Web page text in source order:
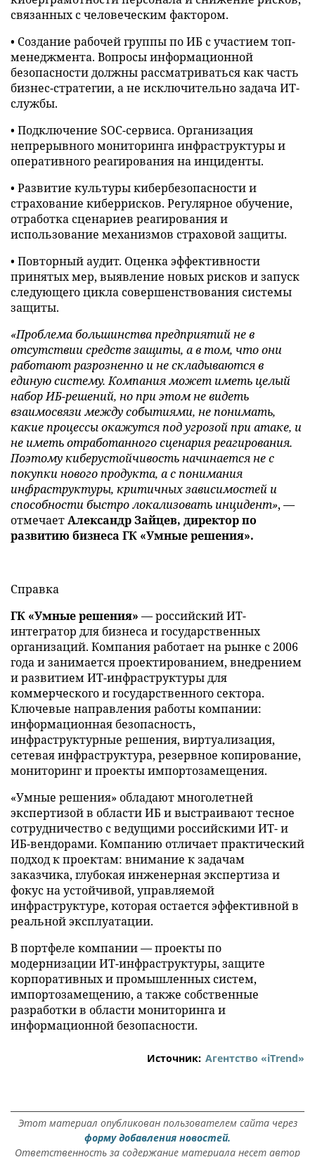
связанных с человеческим фактором.
• Создание рабочей группы по ИБ с участием топ-
менеджмента. Вопросы информационной
безопасности должны рассматриваться как часть
бизнес-стратегии, а не исключительно задача ИТ-
службы.
• Подключение SOC-сервиса. Организация
непрерывного мониторинга инфраструктуры и
оперативного реагирования на инциденты.
• Развитие культуры кибербезопасности и
страхование киберрисков. Регулярное обучение,
отработка сценариев реагирования и
использование механизмов страховой защиты.
• Повторный аудит. Оценка эффективности
принятых мер, выявление новых рисков и запуск
следующего цикла совершенствования системы
защиты.
«Проблема большинства предприятий не в
отсутствии средств защиты, а в том, что они
работают разрозненно и не складываются в
единую систему. Компания может иметь целый
набор ИБ-решений, но при этом не видеть
взаимосвязи между событиями, не понимать,
какие процессы окажутся под угрозой при атаке, и
не иметь отработанного сценария реагирования.
Поэтому киберустойчивость начинается не с
покупки нового продукта, а с понимания
инфраструктуры, критичных зависимостей и
способности быстро локализовать инцидент», —
отмечаетАлександр Зайцев, директор по
развитию бизнеса ГК «Умные решения».
Справка
ГК «Умные решения» — российский ИТ-
интегратор для бизнеса и государственных
организаций. Компания работает на рынке с 2006
года и занимается проектированием, внедрением
и развитием ИТ-инфраструктуры для
коммерческого и государственного сектора.
Ключевые направления работы компании:
информационная безопасность,
инфраструктурные решения, виртуализация,
сетевая инфраструктура, резервное копирование,
мониторинг и проекты импортозамещения.
«Умные решения» обладают многолетней
экспертизой в области ИБ и выстраивают тесное
сотрудничество с ведущими российскими ИТ- и
ИБ-вендорами. Компанию отличает практический
подход к проектам: внимание к задачам
заказчика, глубокая инженерная экспертиза и
фокус на устойчивой, управляемой
инфраструктуре, которая остается эффективной в
реальной эксплуатации.
В портфеле компании — проекты по
модернизации ИТ-инфраструктуры, защите
корпоративных и промышленных систем,
импортозамещению, а также собственные
разработки в области мониторинга и
информационной безопасности.
Источник: Агентство «iTrend»
Этот материал опубликован пользователем сайта через
форму добавления новостей.
Ответственность за содержание материала несет автор